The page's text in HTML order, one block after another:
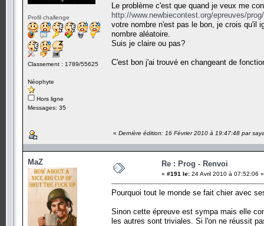
Profil challenge
Classement : 1789/55625
Néophyte
Hors ligne
Messages: 35
Le problème c'est que quand je veux me
http://www.newbiecontest.org/epreuves/
votre nombre n'est pas le bon, je crois qu'il
nombre aléatoire.
Suis je claire ou pas?
C'est bon j'ai trouvé en changeant de
« Dernière édition: 16 Février 2010 à 19:47:48 par
MaZ Re : Prog - Renvoi
« #191 le: 24 Avril 2010 à 07:52:06 »
Pourquoi tout le monde se fait chier avec
Sinon cette épreuve est sympa mais elle
les autres sont triviales. Si l'on ne réussit